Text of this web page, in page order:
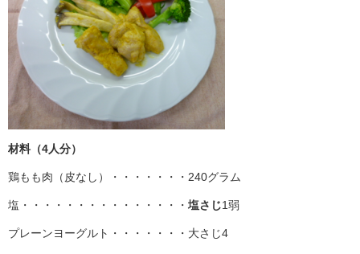
材料（4人分）
鶏もも肉（皮なし）・・・・・・・240グラム
塩・・・・・・・・・・・・・・・ 塩さじ1弱
プレーンヨーグルト・・・・・・・大さじ4